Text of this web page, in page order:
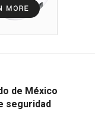
de México
seguridad